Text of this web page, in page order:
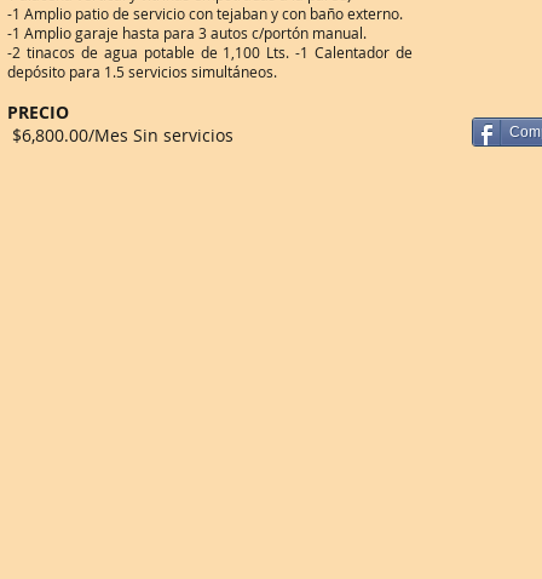
-1 Amplio patio de servicio con tejaban y con baño externo.
-1 Amplio garaje hasta para 3 autos c/portón manual.
-2 tinacos de agua potable de 1,100 Lts. -1 Calentador de
depósito para 1.5 servicios simultáneos.
PRECIO
$6,800.00/Mes Sin servicios